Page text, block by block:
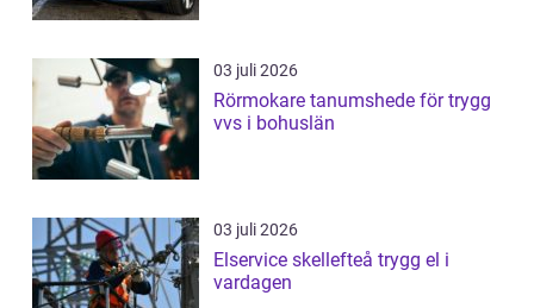
03 juli 2026
Rörmokare tanumshede för trygg
vvs i bohuslän
03 juli 2026
Elservice skellefteå trygg el i
vardagen